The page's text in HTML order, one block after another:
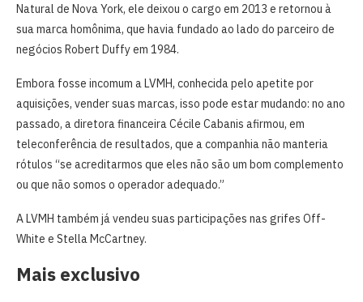
Natural de Nova York, ele deixou o cargo em 2013 e retornou à
sua marca homônima, que havia fundado ao lado do parceiro de
negócios Robert Duffy em 1984.
Embora fosse incomum a LVMH, conhecida pelo apetite por
aquisições, vender suas marcas, isso pode estar mudando: no ano
passado, a diretora financeira Cécile Cabanis afirmou, em
teleconferência de resultados, que a companhia não manteria
rótulos “se acreditarmos que eles não são um bom complemento
ou que não somos o operador adequado.”
A LVMH também já vendeu suas participações nas grifes Off-
White e Stella McCartney.
Mais exclusivo